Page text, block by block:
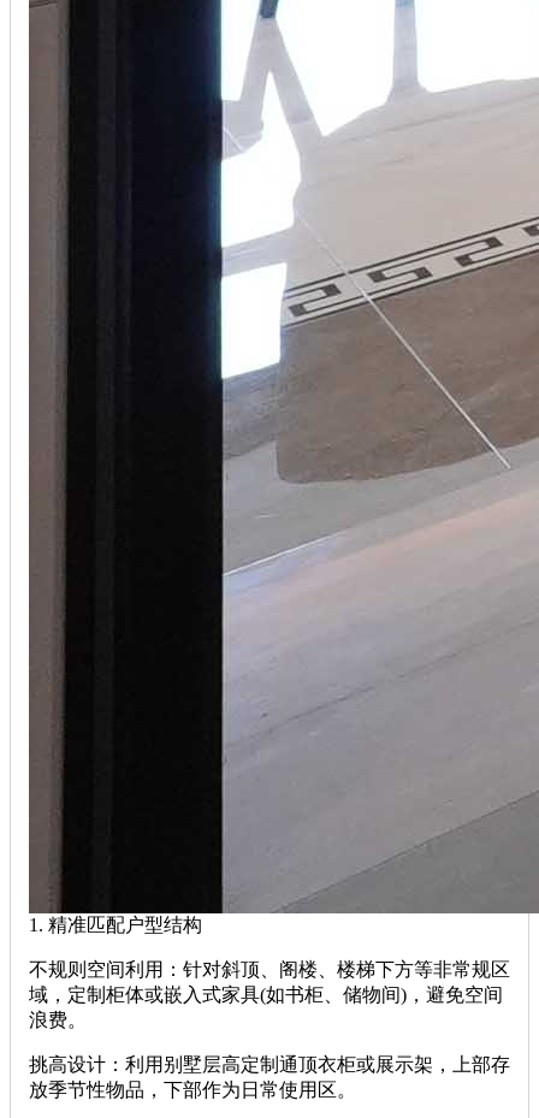
1. 精准匹配户型结构‌
‌不规则空间利用‌：针对斜顶、阁楼、楼梯下方等非常规区
域，定制柜体或嵌入式家具(如书柜、储物间)，避免空间
浪费。
‌挑高设计‌：利用别墅层高定制通顶衣柜或展示架，上部存
放季节性物品，下部作为日常使用区。